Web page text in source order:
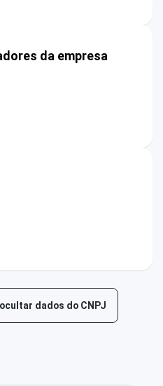
da empresa
dados do CNPJ